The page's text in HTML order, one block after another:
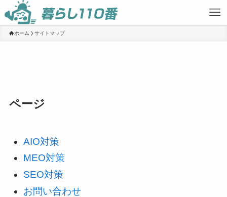
ホーム サイトマップ
ページ
AIO対策
MEO対策
SEO対策
お問い合わせ